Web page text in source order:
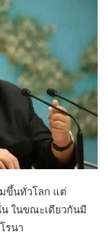
มขึ้นทั่วโลก แต่
น ในขณะเดียวกันมี
รนา